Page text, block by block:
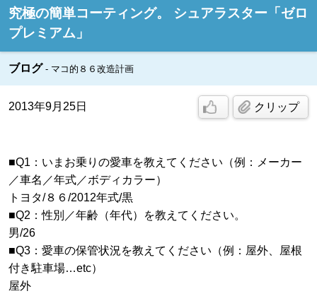
究極の簡単コーティング。 シュアラスター「ゼロ
プレミアム」
ブログ マコ的８６改造計画
2013年9月25日 クリップ
■Q1：いまお乗りの愛車を教えてください（例：メーカー
／車名／年式／ボディカラー）
トヨタ/８６/2012年式/黒
■Q2：性別／年齢（年代）を教えてください。
男/26
■Q3：愛車の保管状況を教えてください（例：屋外、屋根
付き駐車場…etc）
屋外